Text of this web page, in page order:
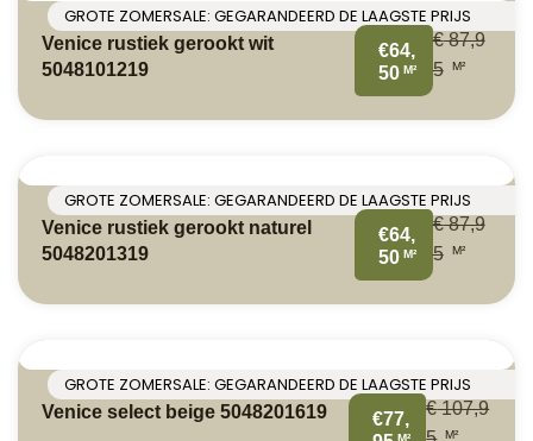
GROTE ZOMERSALE: GEGARANDEERD DE LAAGSTE PRIJS
Venice rustiek gerookt wit
5048101219
€64,
50 M²
€87,9
5
M²
GROTE ZOMERSALE: GEGARANDEERD DE LAAGSTE PRIJS
Venice rustiek gerookt naturel
5048201319
€64,
50 M²
€87,9
5
M²
GROTE ZOMERSALE: GEGARANDEERD DE LAAGSTE PRIJS
Venice select beige 5048201619
€77,
M²
€107,9
M²